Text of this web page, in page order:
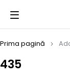
435
Prima pagină